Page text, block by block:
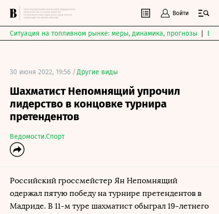
Войти
Ситуация на топливном рынке: меры, динамика, прогнозы
30 июня 2022, 19:56 /Другие виды
Шахматист Непомнящий упрочил
лидерство в концовке турнира
претендентов
Ведомости.Спорт
Российский гроссмейстер Ян Непомнящий
одержал пятую победу на турнире претендентов в
Мадриде. В 11-м туре шахматист обыграл 19-летнего